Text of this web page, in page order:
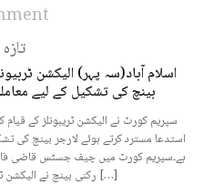
اسلام آباد(سہ پہر) الیکشن
بینچ کی تشکیل کے لیے معاملہ 3 رکنی کمیٹی کو بجھوا
سپریم کورٹ نے الیکشن ٹریبونلز کے
رکنی بینچ نے الیکشن ٹربیونلز کی تشکیل کے خلاف […]